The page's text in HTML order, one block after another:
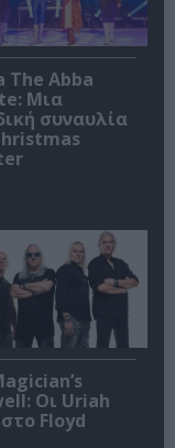
The Abba
Μια
συναυλία
Οι Uriah
Floyd